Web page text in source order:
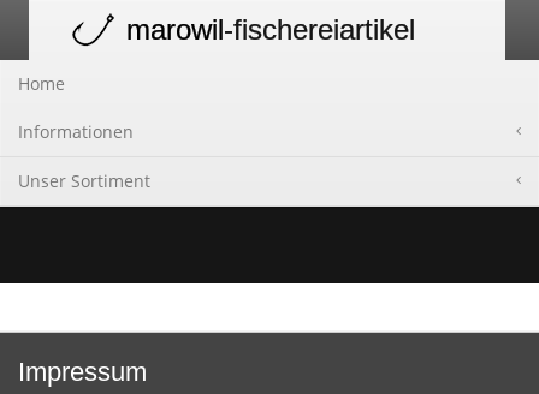
navigation
marowil-fischereiartikel
Home
Informationen
Unser Sortiment
Impressum